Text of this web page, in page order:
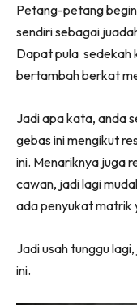
Petang-petang
sendiri sebagai
Dapat pula sedekah
bertambah berkat
Jadi apa kata, anda
gebas ini mengikut
ini. Menariknya juga
cawan, jadi lagi
ada penyukat matrik
Jadi usah tunggu
ini.